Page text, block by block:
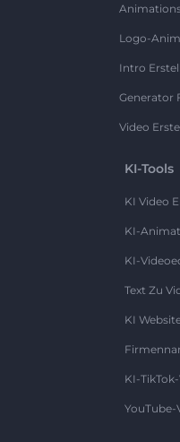
Logo-
Intro
Generator
Video
KI-Tools
KI Video
KI-
KI-
Text Zu
KI
KI-
YouTube-